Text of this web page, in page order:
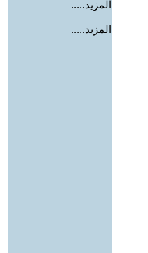
المزيد.....
المزيد.....